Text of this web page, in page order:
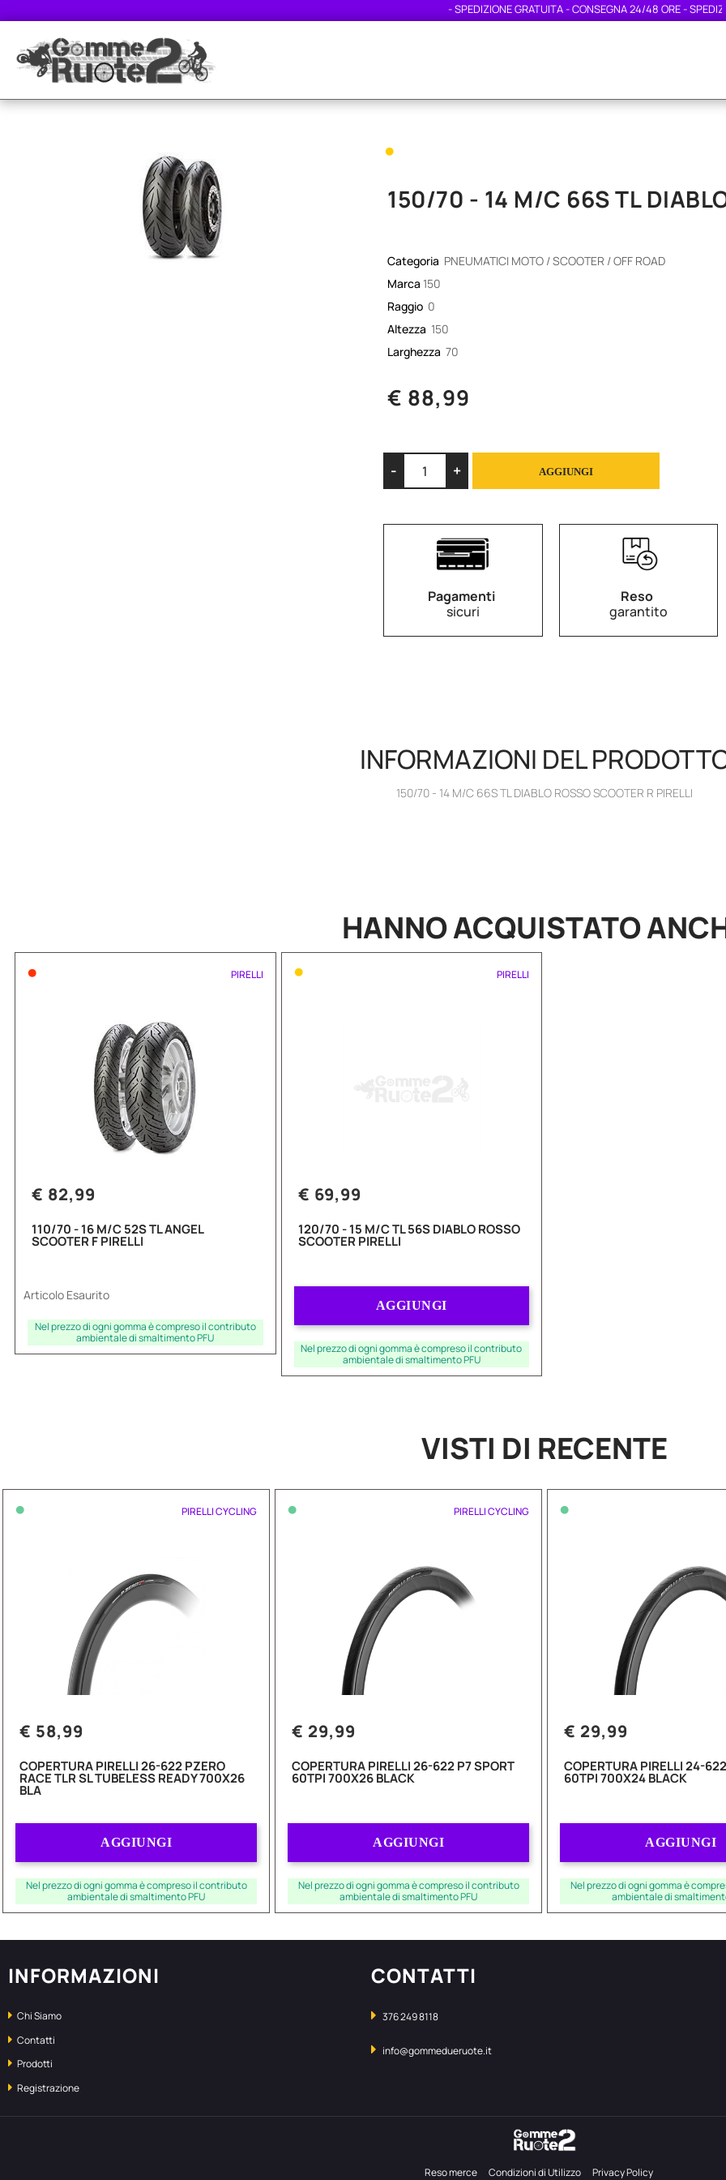
- SPEDIZIONE GRATUITA - CONSEGNA 24/48 ORE -
•
150/70 - 14 M/C 66S TL
Categoria PNEUMATICI MOTO / SCOOTER / OFF ROAD
Marca 150
Raggio 0
Altezza 150
Larghezza 70
€ 88,99
AGGIUNGI
Pagamenti
sicuri
Reso
garantito
INFORMAZIONI DEL
150/70 - 14 M/C 66S TL DIABLO ROSSO SCOOTER R PIRELLI
HANNOACQUISTATO
• PIRELLI
€ 82,99
110/70 - 16 M/C 52S TL ANGEL
SCOOTER F PIRELLI
Articolo Esaurito
Nel prezzo di ogni gomma è compreso il contributo
ambientale di smaltimento PFU
• PIRELLI
€ 69,99
120/70 - 15 M/C TL 56S DIABLO ROSSO
SCOOTER PIRELLI
AGGIUNGI
Nel prezzo di ogni gomma è compreso il contributo
ambientale di smaltimento PFU
VISTI DI RECENTE
• PIRELLI CYCLING
€ 58,99
COPERTURA PIRELLI 26-622 PZERO
RACE TLR SL TUBELESS READY 700X26
BLA
AGGIUNGI
Nel prezzo di ogni gomma è compreso il contributo
ambientale di smaltimento PFU
• PIRELLI CYCLING
€ 29,99
COPERTURA PIRELLI 26-622 P7 SPORT
60TPI 700X26 BLACK
AGGIUNGI
Nel prezzo di ogni gomma è compreso il contributo
ambientale di smaltimento PFU
•
€ 29,99
COPERTURA PIRELLI 24-
60TPI 700X24 BLACK
AGGIUNGI
Nel prezzo di ogni gomma è
ambientale di
INFORMAZIONI
Chi Siamo
Contatti
Prodotti
Registrazione
CONTATTI
376 249 8118
info@gommedueruote.it
Reso merce Condizioni di Utilizzo Privacy Policy